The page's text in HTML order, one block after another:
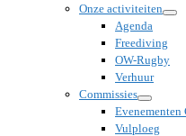
Onze activiteiten
Agenda
Freediving
OW-Rugby
Verhuur
Commissies
Evenementen
Vulploeg